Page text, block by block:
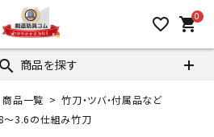
favorite_border 0
shopping_cart
search 商品を探す
品一覧
竹刀・ツバ・付属品など
～3.6の仕組み竹刀